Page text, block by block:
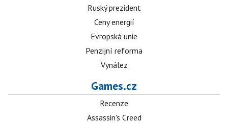
Ruský prezident
Ceny energií
Evropská unie
Penzijní reforma
Vynález
Games.cz
Recenze
Assassin's Creed